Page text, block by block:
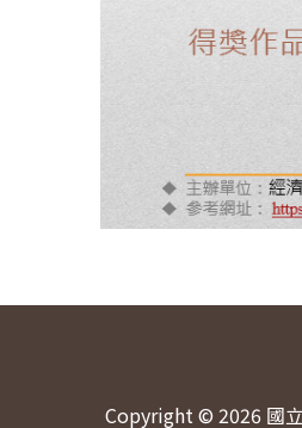
Copyright © 2026 國